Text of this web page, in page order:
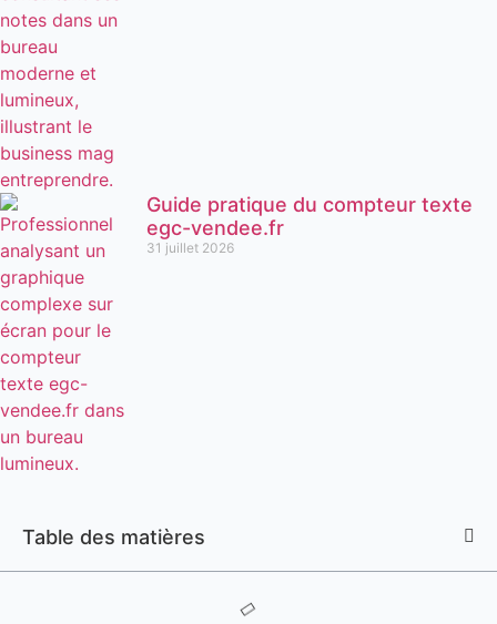
Guide pratique du compteur texte
egc-vendee.fr
31 juillet 2026
Table des matières